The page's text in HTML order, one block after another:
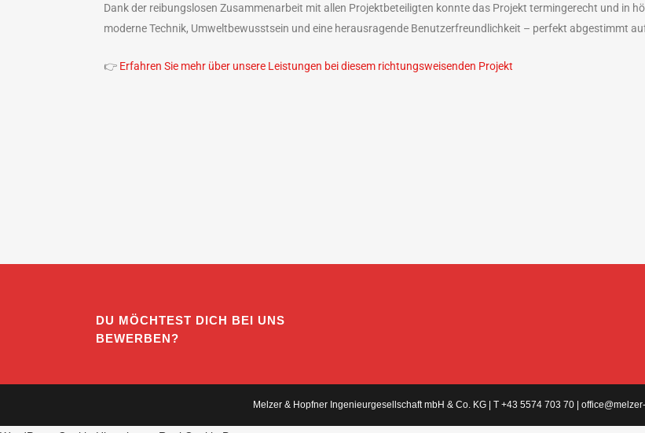
Dank der reibungslosen Zusammenarbeit mit allen Projektbeteiligten konnte das Projekt termingerecht und in
moderne Technik, Umweltbewusstsein und eine herausragende Benutzerfreundlichkeit – perfekt abgestimmt
👉 Erfahren Sie mehr über unsere Leistungen bei diesem richtungsweisenden Projekt
DU MÖCHTEST DICH BEI UNS
BEWERBEN?
Melzer & Hopfner Ingenieurgesellschaft mbH & Co. KG | T +43 5574 703 70 |